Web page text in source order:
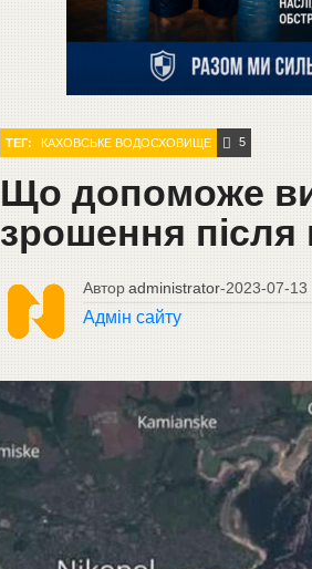
ТЕГ: КАХОВСЬКЕ ВОДОСХОВИЩЕ 5
Що допоможе
зрошення після
Автор administrator-2023-07-13
Адмін сайту